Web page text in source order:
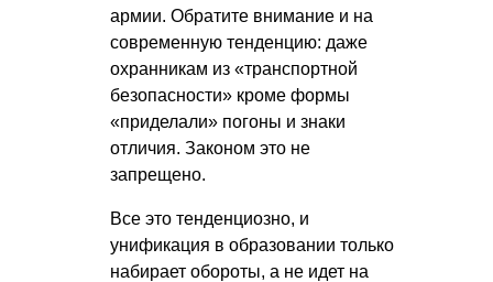
армии. Обратите внимание и на
современную тенденцию: даже
охранникам из «транспортной
безопасности» кроме формы
«приделали» погоны и знаки
отличия. Законом это не
запрещено.
Все это тенденциозно, и
унификация в образовании только
набирает обороты, а не идет на